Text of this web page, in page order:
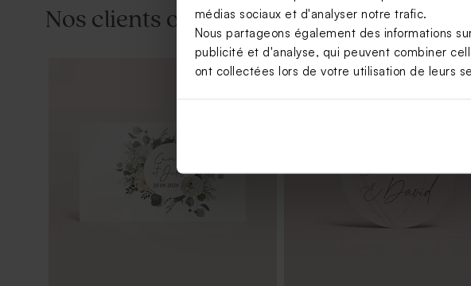
médias sociaux et d'analyser notre trafic.
Nous partageons également des informations
publicité et d'analyse, qui peuvent combiner
ont collectées lors de votre utilisation de leurs
Etiquette mariage avec photo et initiale
Save the date mariage original
Nos clients ont aussi aimé...